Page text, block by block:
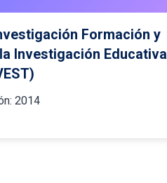
Formación y
Investigación Educativa
2014